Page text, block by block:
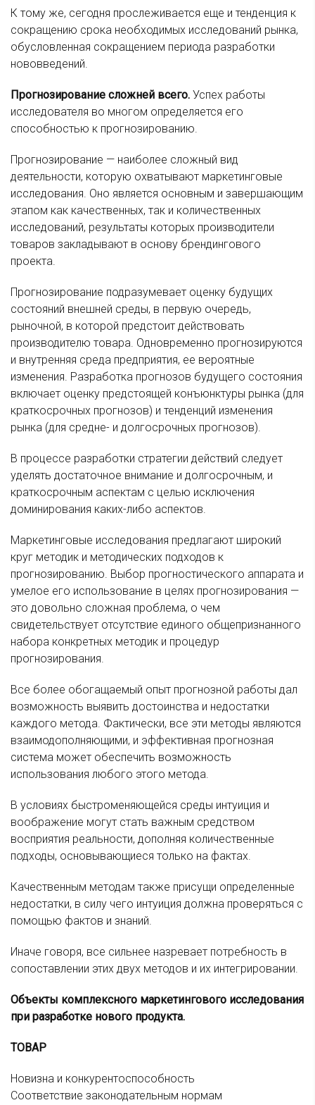
К тому же, сегодня прослеживается еще и тенденция к
сокращению срока необходимых исследований рынка,
обусловленная сокращением периода разработки
нововведений.
Прогнозирование сложней всего. Успех работы
исследователя во многом определяется его
способностью к прогнозированию.
Прогнозирование — наиболее сложный вид
деятельности, которую охватывают маркетинговые
исследования. Оно является основным и завершающим
этапом как качественных, так и количественных
исследований, результаты которых производители
товаров закладывают в основу брендингового
проекта.
Прогнозирование подразумевает оценку будущих
состояний внешней среды, в первую очередь,
рыночной, в которой предстоит действовать
производителю товара. Одновременно прогнозируются
и внутренняя среда предприятия, ее вероятные
изменения. Разработка прогнозов будущего состояния
включает оценку предстоящей конъюнктуры рынка (для
краткосрочных прогнозов) и тенденций изменения
рынка (для средне- и долгосрочных прогнозов).
В процессе разработки стратегии действий следует
уделять достаточное внимание и долгосрочным, и
краткосрочным аспектам с целью исключения
доминирования каких-либо аспектов.
Маркетинговые исследования предлагают широкий
круг методик и методических подходов к
прогнозированию. Выбор прогностического аппарата и
умелое его использование в целях прогнозирования —
это довольно сложная проблема, о чем
свидетельствует отсутствие единого общепризнанного
набора конкретных методик и процедур
прогнозирования.
Все более обогащаемый опыт прогнозной работы дал
возможность выявить достоинства и недостатки
каждого метода. Фактически, все эти методы являются
взаимодополняющими, и эффективная прогнозная
система может обеспечить возможность
использования любого этого метода.
В условиях быстроменяющейся среды интуиция и
воображение могут стать важным средством
восприятия реальности, дополняя количественные
подходы, основывающиеся только на фактах.
Качественным методам также присущи определенные
недостатки, в силу чего интуиция должна проверяться с
помощью фактов и знаний.
Иначе говоря, все сильнее назревает потребность в
сопоставлении этих двух методов и их интегрировании.
Объекты комплексного маркетингового исследования
при разработке нового продукта.
ТОВАР
Новизна и конкурентоспособность
Соответствие законодательным нормам